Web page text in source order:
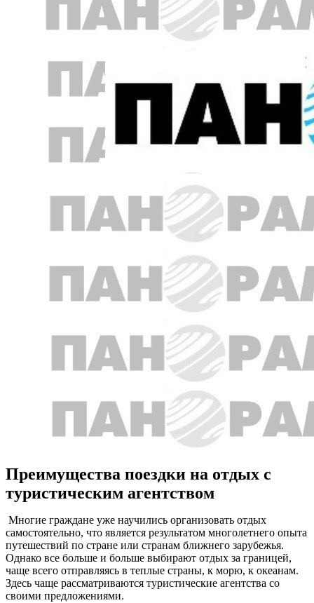
Преимущества поездки на отдых с
туристическим агентством
Многие граждане уже научились организовать отдых
самостоятельно, что является результатом многолетнего опыта
путешествий по стране или странам ближнего зарубежья.
Однако все больше и больше выбирают отдых за границей,
чаще всего отправляясь в теплые страны, к морю, к океанам.
Здесь чаще рассматриваются туристические агентства со
своими предложениями.